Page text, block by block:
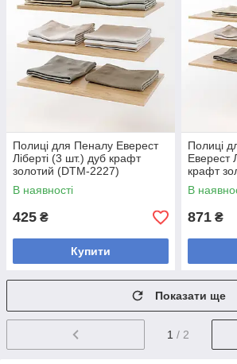
Полиці для Пеналу Еверест
Ліберті (3 шт.) дуб крафт
золотий (DTM-2227)
В наявності
425 ₴
Купити
Полиці
Еверест
крафт
В
871 ₴
Показати ще
1 / 2